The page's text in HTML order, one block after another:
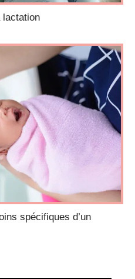
lactation
spécifiques d’un